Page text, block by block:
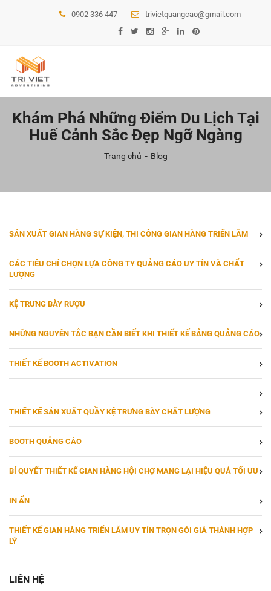
0902 336 447 trivietquangcao@gmail.com
Khám Phá Những Điểm Du Lịch Tại
Huế Cảnh Sắc Đẹp Ngỡ Ngàng
Trang chủ Blog
SẢN XUẤT GIAN HÀNG SỰ KIỆN, THI CÔNG GIAN HÀNG TRIỂN LÃM
CÁC TIÊU CHÍ CHỌN LỰA CÔNG TY QUẢNG CÁO UY TÍN VÀ CHẤT
LƯỢNG
KỆ TRƯNG BÀY RƯỢU
NHỮNG NGUYÊN TẮC BẠN CẦN BIẾT KHI THIẾT KẾ BẢNG QUẢNG CÁO
THIẾT KẾ BOOTH ACTIVATION
THIẾT KẾ SẢN XUẤT QUẦY KỆ TRƯNG BÀY CHẤT LƯỢNG
BOOTH QUẢNG CÁO
BÍ QUYẾT THIẾT KẾ GIAN HÀNG HỘI CHỢ MANG LẠI HIỆU QUẢ TỐI ƯU
IN ẤN
THIẾT KẾ GIAN HÀNG TRIỂN LÃM UY TÍN TRỌN GÓI GIÁ THÀNH HỢP
LÝ
LIÊN HỆ